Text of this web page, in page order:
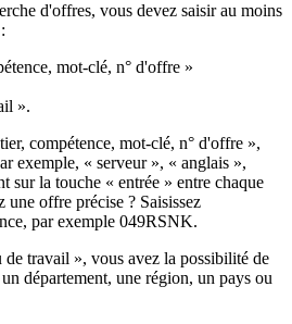
d'offres, vous devez saisir au moins
mot-clé, n° d'offre »
».
compétence, mot-clé, n° d'offre »,
exemple, « serveur », « anglais »,
sur la touche « entrée » entre chaque
une offre précise ? Saisissez
par exemple 049RSNK.
travail », vous avez la possibilité de
département, une région, un pays ou